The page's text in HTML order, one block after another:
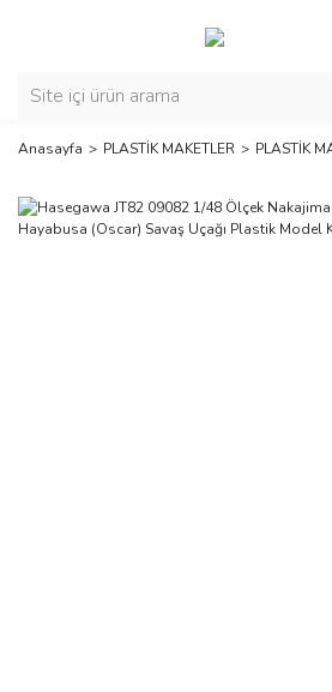
Anasayfa PLASTİK MAKETLER PLASTİK